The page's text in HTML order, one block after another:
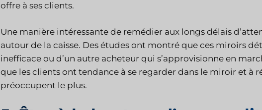
offre à ses clients.
Une manière intéressante de remédier aux longs délais
autour de la caisse. Des études ont montré que ces miroirs
inefficace ou d’un autre acheteur qui s’approvisionne en
que les clients ont tendance à se regarder dans le miroir et à
préoccupent le plus.